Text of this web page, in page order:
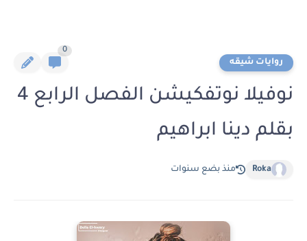
روايات شيقه
0
نوفيلا نوتفكيشن الفصل الرابع 4
بقلم دينا ابراهيم
Roka منذ بضع سنوات